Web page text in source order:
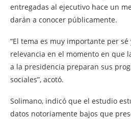
entregadas al ejecutivo hace un
darán a conocer públicamente.
“El tema es muy importante per
relevancia en el momento en que
a la presidencia preparan sus
sociales”, acotó.
Solimano, indicó que el estudio
datos notoriamente bajos que